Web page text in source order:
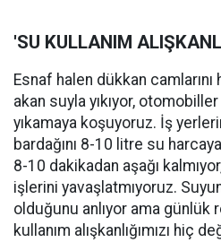
'SU KULLANIM
Esnaf halen dükkan
akan suyla yıkıyor,
yıkamaya koşuyoruz. İş
bardağını 8-10 litre su
8-10 dakikadan aşağı
işlerini yavaşlatmıyoruz.
olduğunu anlıyor ama günlük
kullanım alışkanlığımızı hiç